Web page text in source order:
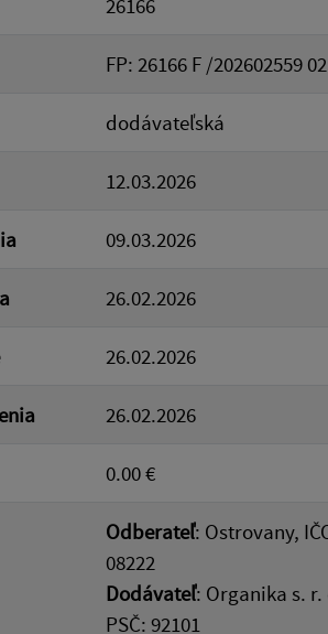
26166
FP: 26166 F /202602559
dodávateľská
12.03.2026
09.03.2026
26.02.2026
26.02.2026
26.02.2026
0.00 €
Odberateľ: Ostrovany,
08222
Dodávateľ: Organika s. r.
PSČ: 92101